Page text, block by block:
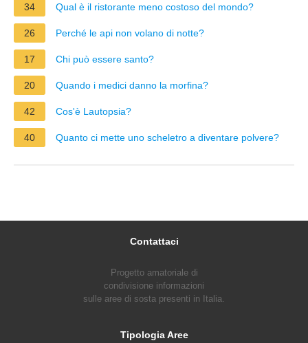
34 Qual è il ristorante meno costoso del mondo?
26 Perché le api non volano di notte?
17 Chi può essere santo?
20 Quando i medici danno la morfina?
42 Cos'è Lautopsia?
40 Quanto ci mette uno scheletro a diventare polvere?
Contattaci
Progetto amatoriale di
condivisione informazioni
sulle aree di sosta presenti in Italia.
Tipologia Aree